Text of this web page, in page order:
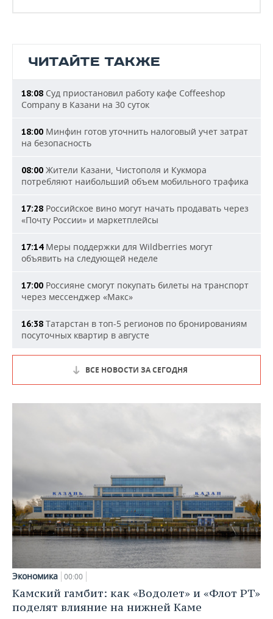
ЧИТАЙТЕ ТАКЖЕ
18:08 Суд приостановил работу кафе Coffeeshop
Company в Казани на 30 суток
18:00 Минфин готов уточнить налоговый учет затрат
на безопасность
08:00 Жители Казани, Чистополя и Кукмора
потребляют наибольший объем мобильного трафика
17:28 Российское вино могут начать продавать через
«Почту России» и маркетплейсы
17:14Меры поддержки для Wildberries могут
объявить на следующей неделе
17:00 Россияне смогут покупать билеты на транспорт
через мессенджер «Макс»
16:38 Татарстан в топ-5 регионов по бронированиям
посуточных квартир в августе
ВСЕ НОВОСТИ ЗА СЕГОДНЯ
Экономика 00:00
Камский гамбит: как «Водолет» и «Флот РТ»
поделят влияние на нижней Каме